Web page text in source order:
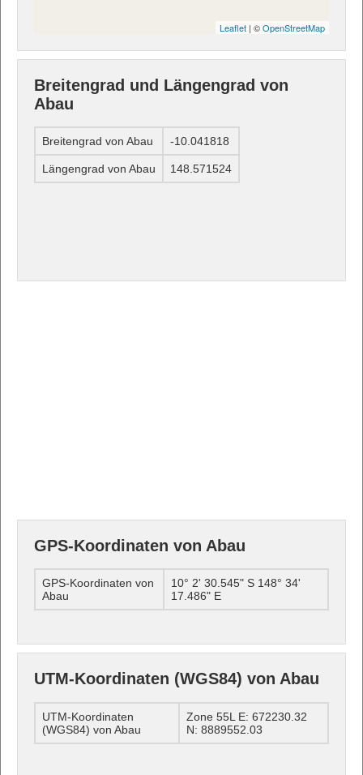
Leaflet | ©OpenStreetMap
Breitengrad und Längengrad von
Abau
Breitengrad von Abau -10.041818
Längengrad von Abau 148.571524
GPS-Koordinaten von Abau
GPS-Koordinaten von
Abau
10° 2' 30.545" S 148° 34'
17.486" E
UTM-Koordinaten (WGS84) von Abau
UTM-Koordinaten
(WGS84) von Abau
Zone 55L E: 672230.32
N: 8889552.03